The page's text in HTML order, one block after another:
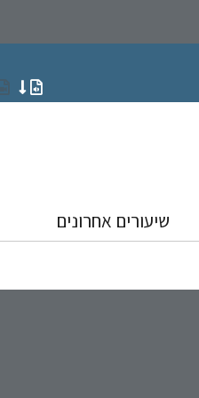
שיעורים אחרונים